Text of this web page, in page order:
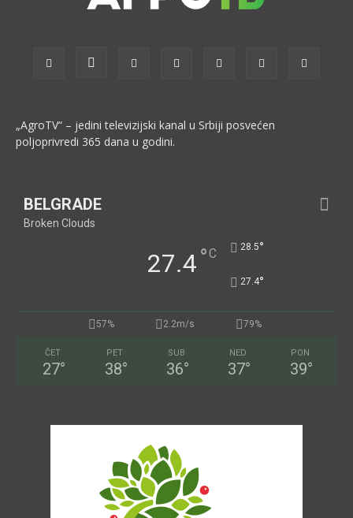
„AgroTV“ – jedini televizijski kanal u Srbiji posvećen
poljoprivredi 365 dana u godini.
BELGRADE
Broken Clouds
27.4°C 28.5°
27.4°
57% 2.2m/s 79%
ČET
27°
PET
38°
SUB
36°
NED
37°
PON
39°